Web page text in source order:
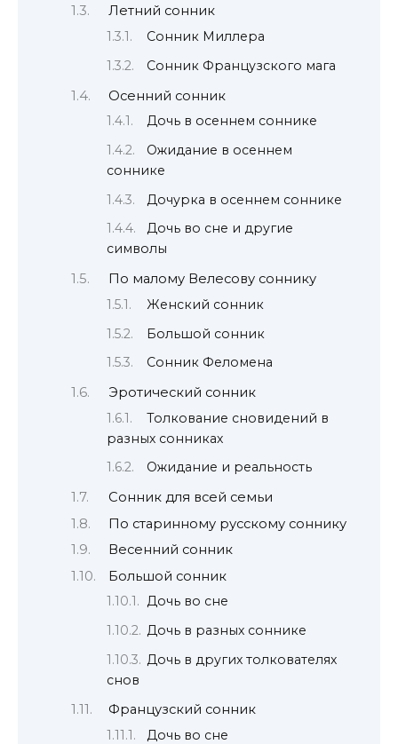
Летний сонник
Сонник Миллера
Сонник Французского мага
Осенний сонник
Дочь в осеннем соннике
Ожидание в осеннем
соннике
Дочурка в осеннем соннике
Дочь во сне и другие
символы
По малому Велесову соннику
Женский сонник
Большой сонник
Сонник Феломена
Эротический сонник
Толкование сновидений в
разных сонниках
Ожидание и реальность
Сонник для всей семьи
По старинному русскому соннику
Весенний сонник
Большой сонник
Дочь во сне
Дочь в разных соннике
Дочь в других толкователях
снов
Французский сонник
Дочь во сне